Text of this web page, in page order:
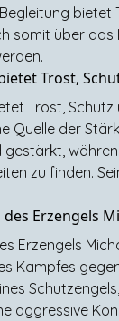
somit über
Trost,
Trost,
Quelle der
zu finden.
Erzengels
Erzengels
Kampfes
aggressive